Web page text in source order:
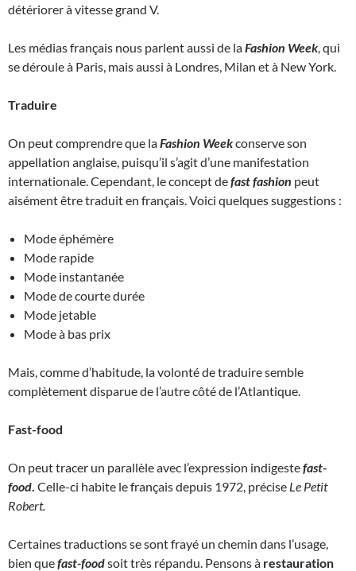
détériorer à vitesse grand V.
Les médias français nous parlent aussi de laFashion Week , qui
se déroule à Paris, mais aussi à Londres, Milan et à New York.
Traduire
On peut comprendre que laFashion Weekconserve son
appellation anglaise, puisqu’il s’agit d’une manifestation
internationale. Cependant, le concept defast fashion peut
aisément être traduit en français. Voici quelques suggestions :
Mode éphémère
Mode rapide
Mode instantanée
Mode de courte durée
Mode jetable
Mode à bas prix
Mais, comme d’habitude, la volonté de traduire semble
complètement disparue de l’autre côté de l’Atlantique.
Fast-food
On peut tracer un parallèle avec l’expression indigestefast-
food Celle-ci habite le français depuis 1972, précise Le Petit
Robert.
Certaines traductions se sont frayé un chemin dans l’usage,
bien quefast-foodsoit très répandu. Pensons à restauration